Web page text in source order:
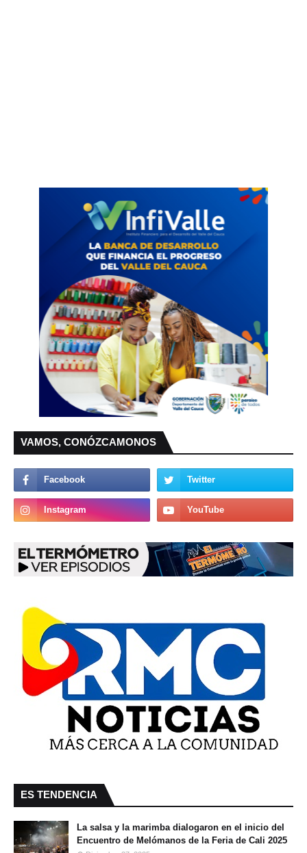
VAMOS, CONÓZCAMONOS
ES TENDENCIA
La salsa y la marimba dialogaron en el inicio del
Encuentro de Melómanos de la Feria de Cali 2025